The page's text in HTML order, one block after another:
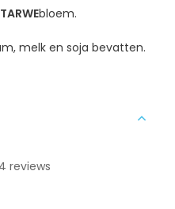
TARWEbloem.
melk en soja bevatten.
reviews